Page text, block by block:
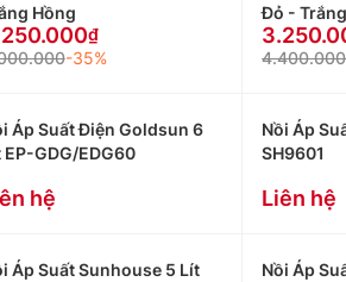
Hồng
-35%
Đỏ - Trắng
4.400.000
Áp Suất Điện Goldsun 6
EP-GDG/EDG60
hệ
Nồi Áp
SH9601
Liên hệ
Áp Suất Sunhouse 5 Lít
Nồi Áp